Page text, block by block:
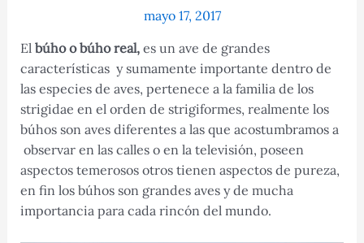
mayo 17, 2017
Elbúho o búho real,es un ave de grandes
características y sumamente importante dentro de
las especies de aves, pertenece a la familia de los
strigidae en el orden de strigiformes, realmente los
búhos son aves diferentes a las que acostumbramos a
observar en las calles o en la televisión, poseen
aspectos temerosos otros tienen aspectos de pureza,
en fin los búhos son grandes aves y de mucha
importancia para cada rincón del mundo.